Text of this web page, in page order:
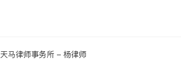
天马律师事务所 - 杨律师